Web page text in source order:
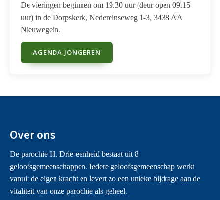
De vieringen beginnen om 19.30 uur (deur open 09.15
uur) in de Dorpskerk, Nedereinseweg 1-3, 3438 AA
Nieuwegein.
AGENDA JONGEREN
Over ons
De parochie H. Drie-eenheid bestaat uit 8
geloofsgemeenschappen. Iedere geloofsgemeenschap werkt
vanuit de eigen kracht en levert zo een unieke bijdrage aan de
vitaliteit van onze parochie als geheel.